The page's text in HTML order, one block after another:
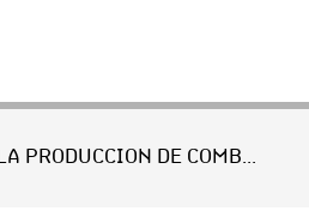
BIOREFINERÍAS EN URUGUAY: EVALUACIÓN TECNO-ECONÓMICA DE LA PRODUCCIÓN DE COMBUSTIBLES Y QUÍMICOS A PARTIR DE MATERIA PRIMA Y RESIDUOS NACIONALES